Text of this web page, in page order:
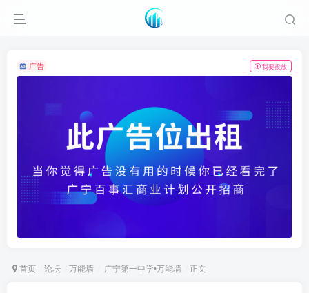
广告 我要投放
首页 论坛 万能墙 广宁第一中学•万能墙 正文